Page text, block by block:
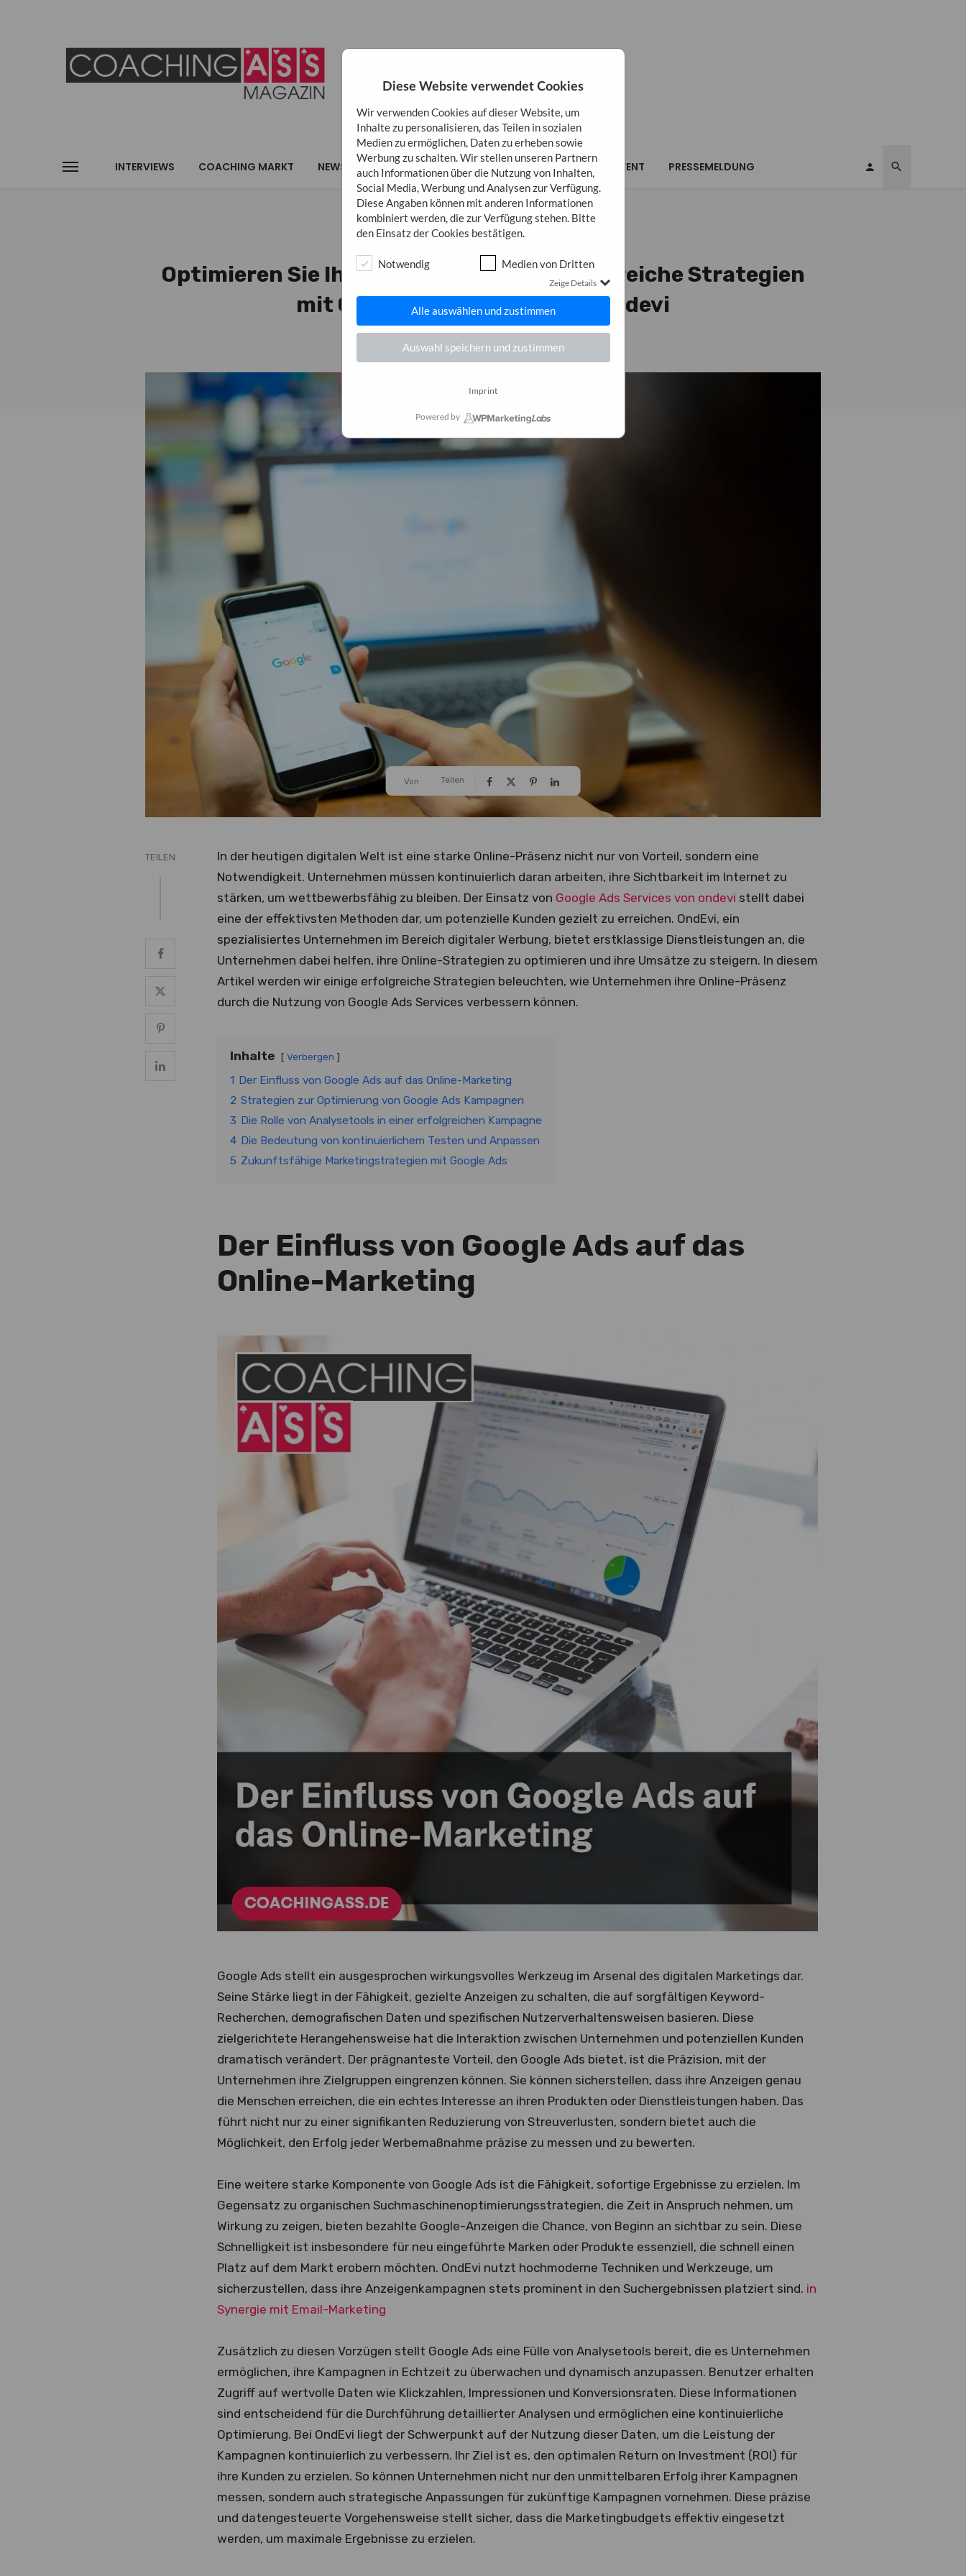
INTERVIEWS COACHING MARKT NEWS MARKETING BUSINESS INSPIRATION EVENT PRESSEMELDUNG
MARKETING
Optimieren Sie Ihre Online-Präsenz: Erfolgreiche Strategien
mit Google Ads Services von ondevi
Von Teilen
TEILEN
In der heutigen digitalen Welt ist eine starke Online-Präsenz nicht nur von Vorteil, sondern eine
Notwendigkeit. Unternehmen müssen kontinuierlich daran arbeiten, ihre Sichtbarkeit im Internet zu
stärken, um wettbewerbsfähig zu bleiben. Der Einsatz von Google Ads Services von ondevi stellt dabei
eine der effektivsten Methoden dar, um potenzielle Kunden gezielt zu erreichen. OndEvi, ein
spezialisiertes Unternehmen im Bereich digitaler Werbung, bietet erstklassige Dienstleistungen an, die
Unternehmen dabei helfen, ihre Online-Strategien zu optimieren und ihre Umsätze zu steigern. In diesem
Artikel werden wir einige erfolgreiche Strategien beleuchten, wie Unternehmen ihre Online-Präsenz
durch die Nutzung von Google Ads Services verbessern können.
Inhalte Verbergen
1 Der Einfluss von Google Ads auf das Online-Marketing
2 Strategien zur Optimierung von Google Ads Kampagnen
3 Die Rolle von Analysetools in einer erfolgreichen Kampagne
4 Die Bedeutung von kontinuierlichem Testen und Anpassen
5 Zukunftsfähige Marketingstrategien mit Google Ads
Der Einfluss von Google Ads auf das
Online-Marketing
Google Ads stellt ein ausgesprochen wirkungsvolles Werkzeug im Arsenal des digitalen Marketings dar.
Seine Stärke liegt in der Fähigkeit, gezielte Anzeigen zu schalten, die auf sorgfältigen Keyword-
Recherchen, demografischen Daten und spezifischen Nutzerverhaltensweisen basieren. Diese
zielgerichtete Herangehensweise hat die Interaktion zwischen Unternehmen und potenziellen Kunden
dramatisch verändert. Der prägnanteste Vorteil, den Google Ads bietet, ist die Präzision, mit der
Unternehmen ihre Zielgruppen eingrenzen können. Sie können sicherstellen, dass ihre Anzeigen genau
die Menschen erreichen, die ein echtes Interesse an ihren Produkten oder Dienstleistungen haben. Das
führt nicht nur zu einer signifikanten Reduzierung von Streuverlusten, sondern bietet auch die
Möglichkeit, den Erfolg jeder Werbemaßnahme präzise zu messen und zu bewerten.
Eine weitere starke Komponente von Google Ads ist die Fähigkeit, sofortige Ergebnisse zu erzielen. Im
Gegensatz zu organischen Suchmaschinenoptimierungsstrategien, die Zeit in Anspruch nehmen, um
Wirkung zu zeigen, bieten bezahlte Google-Anzeigen die Chance, von Beginn an sichtbar zu sein. Diese
Schnelligkeit ist insbesondere für neu eingeführte Marken oder Produkte essenziell, die schnell einen
Platz auf dem Markt erobern möchten. OndEvi nutzt hochmoderne Techniken und Werkzeuge, um
sicherzustellen, dass ihre Anzeigenkampagnen stets prominent in den Suchergebnissen platziert sind. in
Synergie mit Email-Marketing
Zusätzlich zu diesen Vorzügen stellt Google Ads eine Fülle von Analysetools bereit, die es Unternehmen
ermöglichen, ihre Kampagnen in Echtzeit zu überwachen und dynamisch anzupassen. Benutzer erhalten
Zugriff auf wertvolle Daten wie Klickzahlen, Impressionen und Konversionsraten. Diese Informationen
sind entscheidend für die Durchführung detaillierter Analysen und ermöglichen eine kontinuierliche
Optimierung. Bei OndEvi liegt der Schwerpunkt auf der Nutzung dieser Daten, um die Leistung der
Kampagnen kontinuierlich zu verbessern. Ihr Ziel ist es, den optimalen Return on Investment (ROI) für
ihre Kunden zu erzielen. So können Unternehmen nicht nur den unmittelbaren Erfolg ihrer Kampagnen
messen, sondern auch strategische Anpassungen für zukünftige Kampagnen vornehmen. Diese präzise
und datengesteuerte Vorgehensweise stellt sicher, dass die Marketingbudgets effektiv eingesetzt
werden, um maximale Ergebnisse zu erzielen.
Diese Website verwendet Cookies
Wir verwenden Cookies auf dieser Website, um
Inhalte zu personalisieren, das Teilen in sozialen
Medien zu ermöglichen, Daten zu erheben sowie
Werbung zu schalten. Wir stellen unseren Partnern
auch Informationen über die Nutzung von Inhalten,
Social Media, Werbung und Analysen zur Verfügung.
Diese Angaben können mit anderen Informationen
kombiniert werden, die zur Verfügung stehen. Bitte
den Einsatz der Cookies bestätigen.
Notwendig Medien von Dritten
Zeige Details
Alle auswählen und zustimmen
Auswahl speichern und zustimmen
Imprint
Powered by